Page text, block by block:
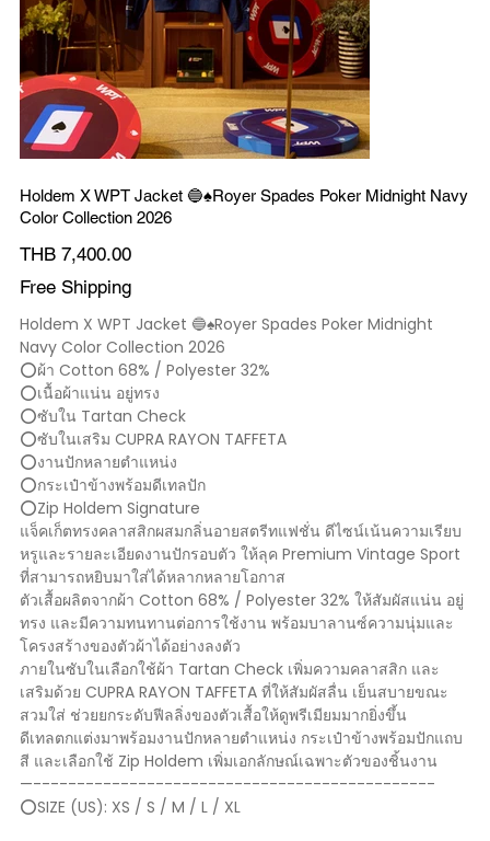
Holdem X WPT Jacket 🔵♠️Royer Spades Poker Midnight Navy
Color Collection 2026
Price
THB 7,400.00
Free Shipping
Holdem X WPT Jacket 🔵♠️Royer Spades Poker Midnight
Navy Color Collection 2026
⭕️ผ้า Cotton 68% / Polyester 32%
⭕️เนื้อผ้าแน่น อยู่ทรง
⭕️ซับใน Tartan Check
⭕️ซับในเสริม CUPRA RAYON TAFFETA
⭕️งานปักหลายตำแหน่ง
⭕️กระเป๋าข้างพร้อมดีเทลปัก
⭕️Zip Holdem Signature
แจ็คเก็ตทรงคลาสสิกผสมกลิ่นอายสตรีทแฟชั่น ดีไซน์เน้นความเรียบ
หรูและรายละเอียดงานปักรอบตัว ให้ลุค Premium Vintage Sport
ที่สามารถหยิบมาใส่ได้หลากหลายโอกาส
ตัวเสื้อผลิตจากผ้า Cotton 68% / Polyester 32% ให้สัมผัสแน่น อยู่
ทรง และมีความทนทานต่อการใช้งาน พร้อมบาลานซ์ความนุ่มและ
โครงสร้างของตัวผ้าได้อย่างลงตัว
ภายในซับในเลือกใช้ผ้า Tartan Check เพิ่มความคลาสสิก และ
เสริมด้วย CUPRA RAYON TAFFETA ที่ให้สัมผัสลื่น เย็นสบายขณะ
สวมใส่ ช่วยยกระดับฟีลลิ่งของตัวเสื้อให้ดูพรีเมียมมากยิ่งขึ้น
ดีเทลตกแต่งมาพร้อมงานปักหลายตำแหน่ง กระเป๋าข้างพร้อมปักแถบ
สี และเลือกใช้ Zip Holdem เพิ่มเอกลักษณ์เฉพาะตัวของชิ้นงาน
—----------------------------------------------
⭕️SIZE (US): XS / S / M / L / XL